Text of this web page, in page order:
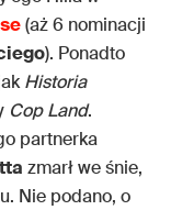
(aż 6 nominacji
). Ponadto
Historia
Cop Land.
partnerka
zmarł we śnie,
Nie podano, o